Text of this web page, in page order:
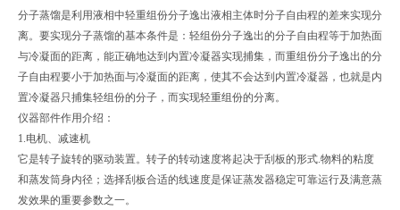
分子蒸馏是利用液相中轻重组份分子逸出液相主体时分子自由程的差来实现分
离。要实现分子蒸馏的基本条件是：轻组份分子逸出的分子自由程等于加热面
与冷凝面的距离，能正确地达到内置冷凝器实现捕集，而重组份分子逸出的分
子自由程要小于加热面与冷凝面的距离，使其不会达到内置冷凝器，也就是内
置冷凝器只捕集轻组份的分子，而实现轻重组份的分离。
仪器部件作用介绍：
1.电机、减速机
它是转子旋转的驱动装置。转子的转动速度将起决于刮板的形式.物料的粘度
和蒸发筒身内径；选择刮板合适的线速度是保证蒸发器稳定可靠运行及满意蒸
发效果的重要参数之一。